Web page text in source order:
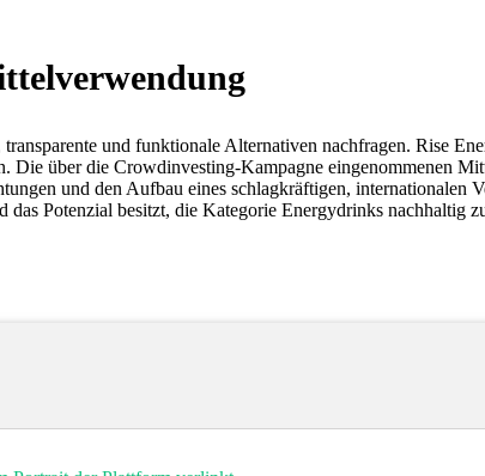
und funktionale Alternativen nachfragen. Rise
über die Crowdinvesting-Kampagne eingenommenen
und den Aufbau eines schlagkräftigen, internationalen
Potenzial besitzt, die Kategorie Energydrinks nachhaltig